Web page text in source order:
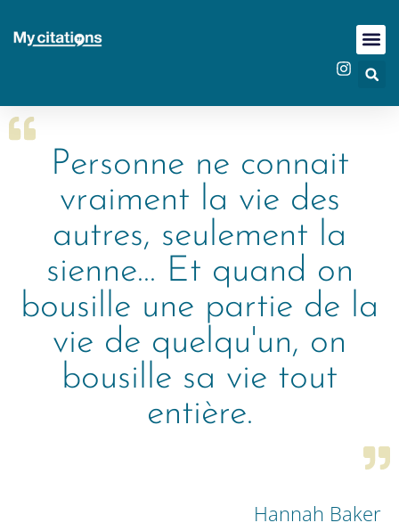
Personne ne connait
vraiment la vie des
autres, seulement la
sienne... Et quand on
bousille une partie de la
vie de quelqu'un, on
bousille sa vie tout
entière.
Hannah Baker